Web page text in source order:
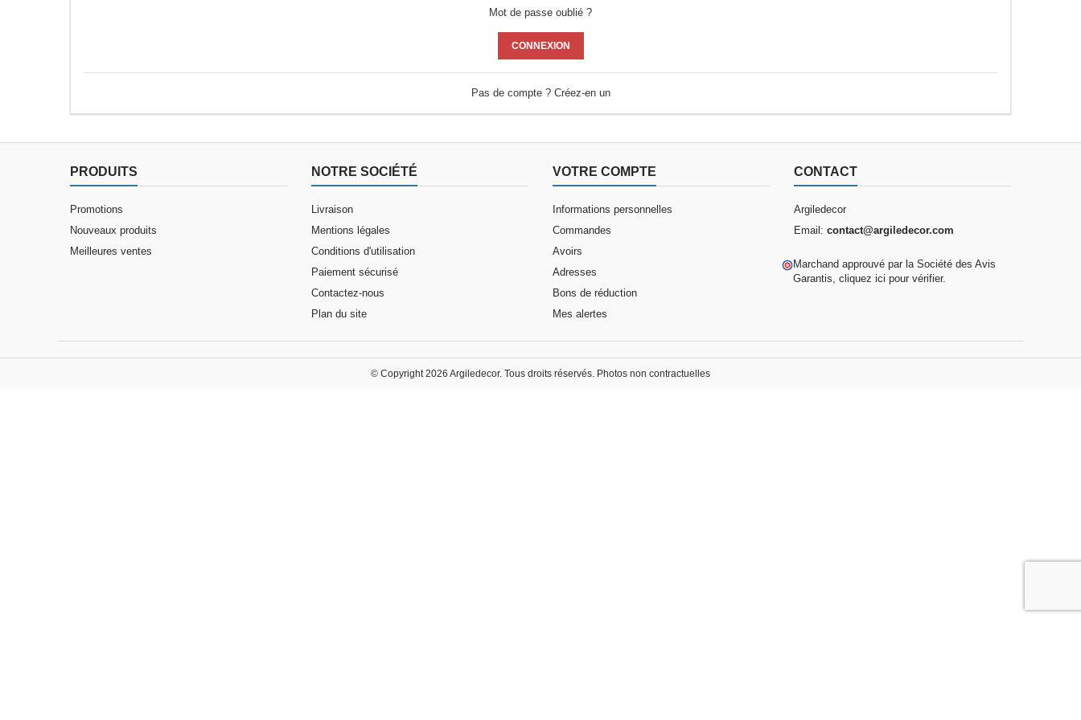
Mot de passe oublié ?
CONNEXION
Pas de compte ? Créez-en un
PRODUITS
Promotions
Nouveaux produits
Meilleures ventes
NOTRE SOCIÉTÉ
Livraison
Mentions légales
Conditions d'utilisation
Paiement sécurisé
Contactez-nous
Plan du site
VOTRE COMPTE
Informations personnelles
Commandes
Avoirs
Adresses
Bons de réduction
Mes alertes
CONTACT
Argiledecor
Email: contact@argiledecor.com
Marchand approuvé par la Société des Avis
Garantis, cliquez ici pour vérifier.
© Copyright 2026 Argiledecor. Tous droits réservés. Photos non contractuelles